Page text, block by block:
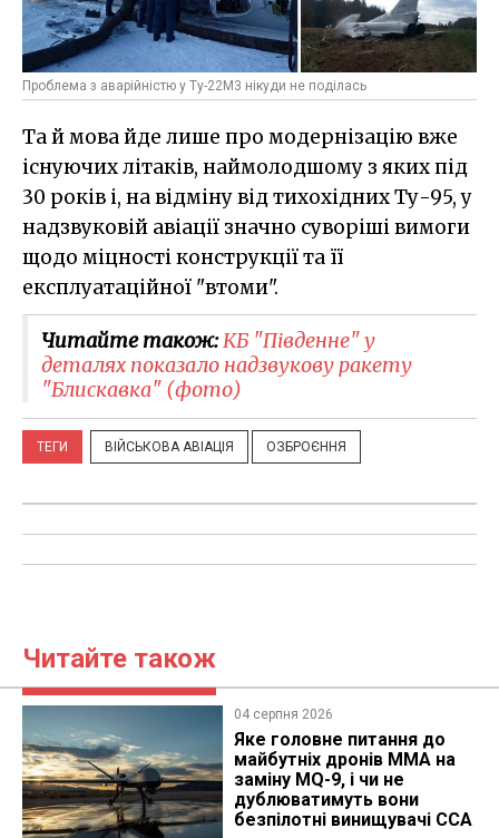
Проблема з аварійністю у Ту-22М3 нікуди не поділась
Та й мова йде лише про модернізацію вже
існуючих літаків, наймолодшому з яких під
30 років і, на відміну від тихохідних Ту-95, у
надзвуковій авіації значно суворіші вимоги
щодо міцності конструкції та її
експлуатаційної "втоми".
Читайте також:КБ "Південне" у
деталях показало надзвукову ракету
"Блискавка" (фото)
ТЕГИ ВІЙСЬКОВА АВІАЦІЯ ОЗБРОЄННЯ
Читайте також
04 серпня 2026
Яке головне питання до
майбутніх дронів MMA на
заміну MQ-9, і чи не
дублюватимуть вони
безпілотні винищувачі CCA